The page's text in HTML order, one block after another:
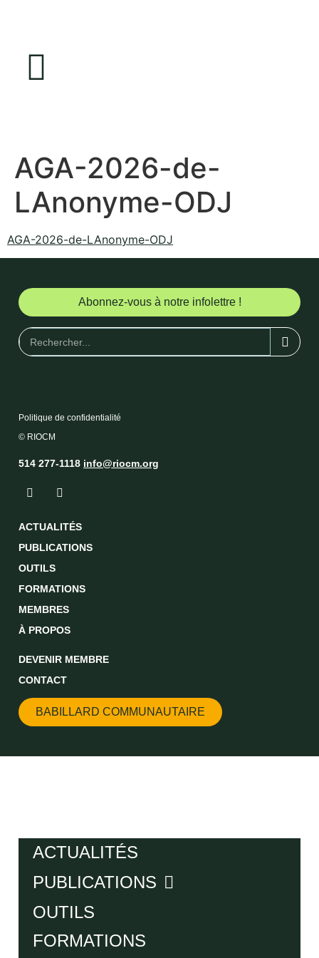
AGA-2026-de-
LAnonyme-ODJ
AGA-2026-de-LAnonyme-ODJ
Abonnez-vous à notre infolettre !
Politique de confidentialité
© RIOCM
514 277-1118 info@riocm.org
ACTUALITÉS
PUBLICATIONS
OUTILS
FORMATIONS
MEMBRES
À PROPOS
DEVENIR MEMBRE
CONTACT
BABILLARD COMMUNAUTAIRE
ACTUALITÉS
PUBLICATIONS
OUTILS
FORMATIONS